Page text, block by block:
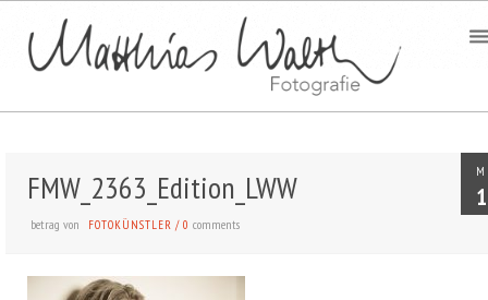
FMW_2363_Edition_LWW
betrag von FOTOKÜNSTLER /0comments